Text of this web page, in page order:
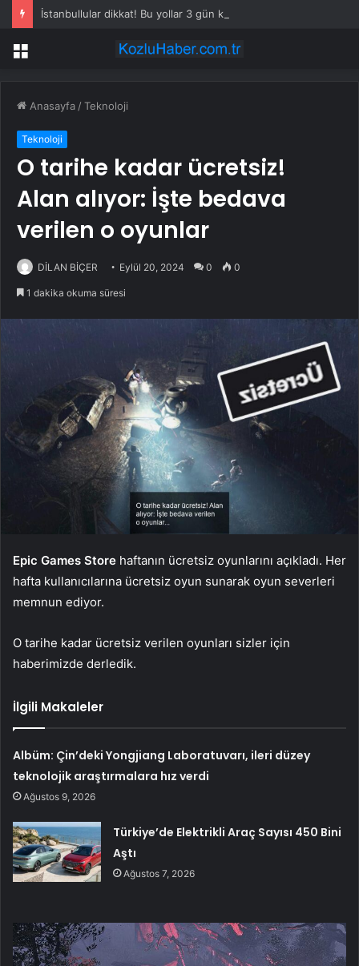
İstanbullular dikkat! Bu yollar 3 gün kapalı olacak
Menü
Anasayfa /Teknoloji
Teknoloji
O tarihe kadar ücretsiz!
Alan alıyor: İşte bedava
verilen o oyunlar
DİLAN BİÇER Eylül 20, 2024 0 0
1 dakika okuma süresi
Epic Games Store haftanın ücretsiz oyunlarını açıkladı. Her
hafta kullanıcılarına ücretsiz oyun sunarak oyun severleri
memnun ediyor.
O tarihe kadar ücretsiz verilen oyunları sizler için
haberimizde derledik.
İlgili Makaleler
Albüm: Çin’deki Yongjiang Laboratuvarı, ileri düzey
teknolojik araştırmalara hız verdi
Ağustos 9, 2026
Türkiye’de Elektrikli Araç Sayısı 450 Bini
Aştı
Ağustos 7, 2026